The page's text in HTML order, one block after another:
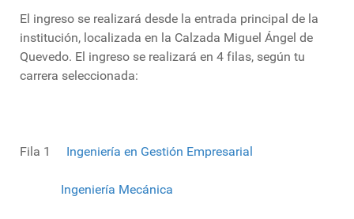
El ingreso se realizará desde la entrada principal de la
institución, localizada en la Calzada Miguel Ángel de
Quevedo. El ingreso se realizará en 4 filas, según tu
carrera seleccionada:
Fila 1 Ingeniería en Gestión Empresarial
Ingeniería Mecánica